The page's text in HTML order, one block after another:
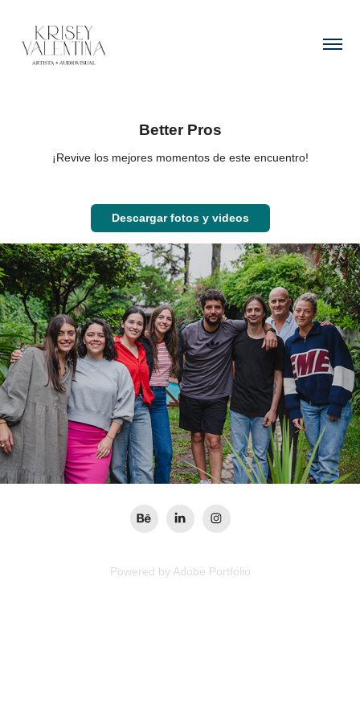
Better Pros
¡Revive los mejores momentos de este encuentro!
Descargar fotos y videos
Powered by Adobe Portfolio